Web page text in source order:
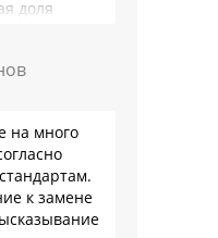
доля
на много
к замене